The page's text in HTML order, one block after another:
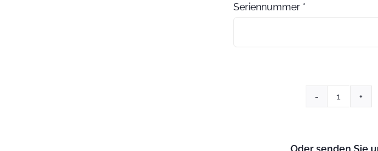
Seriennummer *